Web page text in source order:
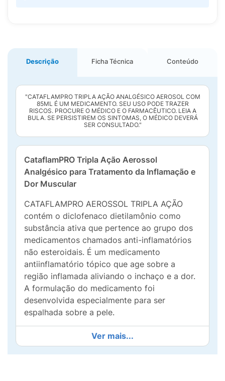
Descrição Ficha Técnica Conteúdo
"CATAFLAMPRO TRIPLA AÇÃO ANALGÉSICO AEROSOL COM
85ML É UM MEDICAMENTO. SEU USO PODE TRAZER
RISCOS. PROCURE O MÉDICO E O FARMACÊUTICO. LEIA A
BULA. SE PERSISTIREM OS SINTOMAS, O MÉDICO DEVERÁ
SER CONSULTADO."
CataflamPRO Tripla Ação Aerossol
Analgésico para Tratamento da Inflamação e
Dor Muscular
CATAFLAMPRO AEROSSOL TRIPLA AÇÃO
contém o diclofenaco dietilamônio como
substância ativa que pertence ao grupo dos
medicamentos chamados anti-inflamatórios
não esteroidais. É um medicamento
antiinflamatório tópico que age sobre a
região inflamada aliviando o inchaço e a dor.
A formulação do medicamento foi
desenvolvida especialmente para ser
espalhada sobre a pele.
PORQUE CATAFLAMPRO AEROSSOL TRIPLA
AÇÃO?
Ver mais...